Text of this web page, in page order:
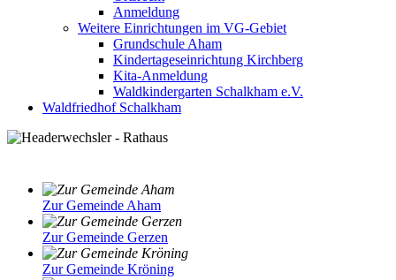
Anmeldung
Weitere Einrichtungen im VG-Gebiet
Grundschule Aham
Kindertageseinrichtung Kirchberg
Kita-Anmeldung
Waldkindergarten Schalkham e.V.
Waldfriedhof Schalkham
Zur Gemeinde Aham
Zur Gemeinde Gerzen
Zur Gemeinde Kröning